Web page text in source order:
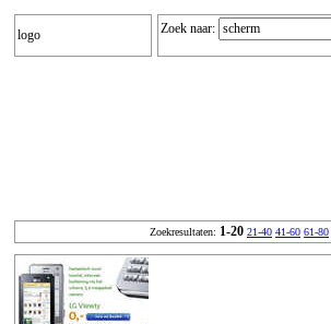
logo Zoek naar:
Zoekresultaten: 1-20 21-40 41-60 61-80